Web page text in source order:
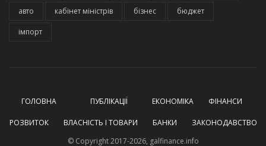
авто кабінет міністрів бізнес бюджет
імпорт
ГОЛОВНА ПУБЛІКАЦІЇ ЕКОНОМІКА ФІНАНСИ
РОЗВИТОК ВЛАСНІСТЬ І ТОВАРИ БАНКИ
ЗАКОНОДАВСТВО
© Copyright 2017-2026, galfinance.info